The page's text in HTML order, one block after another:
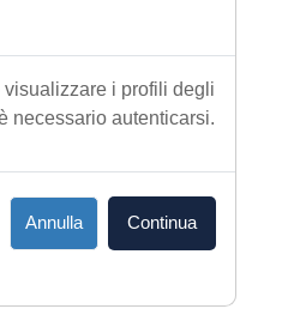
i profili degli
necessario autenticarsi.
Annulla Continua